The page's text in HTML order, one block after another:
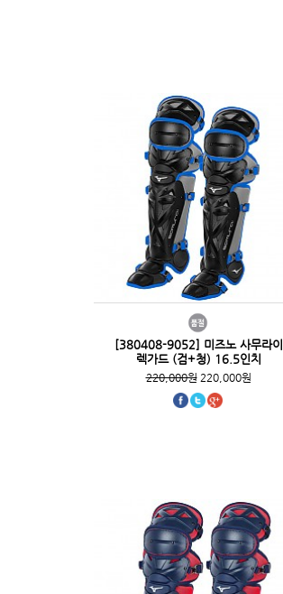
[380408-9052] 미즈노 사무라이
렉가드 (검+청) 16.5인치
220,000원220,000원